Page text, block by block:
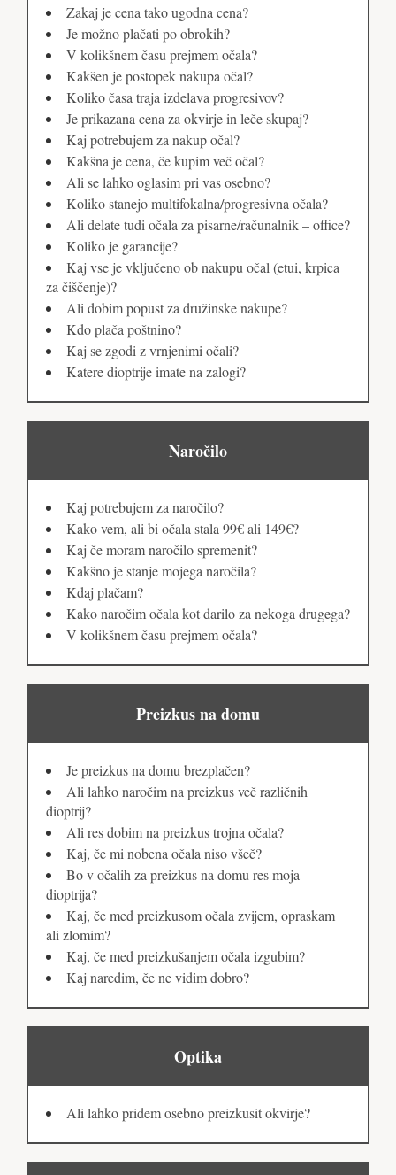
Zakaj je cena tako ugodna cena?
Je možno plačati po obrokih?
V kolikšnem času prejmem očala?
Kakšen je postopek nakupa očal?
Koliko časa traja izdelava progresivov?
Je prikazana cena za okvirje in leče skupaj?
Kaj potrebujem za nakup očal?
Kakšna je cena, če kupim več očal?
Ali se lahko oglasim pri vas osebno?
Koliko stanejo multifokalna/progresivna očala?
Ali delate tudi očala za pisarne/računalnik – office?
Koliko je garancije?
Kaj vse je vključeno ob nakupu očal (etui, krpica
za čiščenje)?
Ali dobim popust za družinske nakupe?
Kdo plača poštnino?
Kaj se zgodi z vrnjenimi očali?
Katere dioptrije imate na zalogi?
Naročilo
Kaj potrebujem za naročilo?
Kako vem, ali bi očala stala 99€ ali 149€?
Kaj če moram naročilo spremenit?
Kakšno je stanje mojega naročila?
Kdaj plačam?
Kako naročim očala kot darilo za nekoga drugega?
V kolikšnem času prejmem očala?
Preizkus na domu
Je preizkus na domu brezplačen?
Ali lahko naročim na preizkus več različnih
dioptrij?
Ali res dobim na preizkus trojna očala?
Kaj, če mi nobena očala niso všeč?
Bo v očalih za preizkus na domu res moja
dioptrija?
Kaj, če med preizkusom očala zvijem, opraskam
ali zlomim?
Kaj, če med preizkušanjem očala izgubim?
Kaj naredim, če ne vidim dobro?
Optika
Ali lahko pridem osebno preizkusit okvirje?